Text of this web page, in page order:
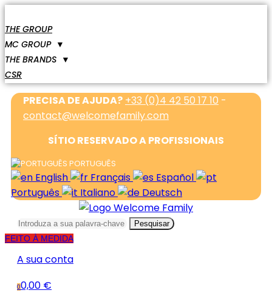
THE GROUP
MC GROUP ▼
THE BRANDS ▼
CSR
PRECISA DE AJUDA? +33 (0)4 42 50 17 10 -
contact@welcomefamily.com
SÍTIO RESERVADO A PROFISSIONAIS
PORTUGUÊS
English Français
Español
Português
Italiano Deutsch
Pesquisar
FEITO À MEDIDA
A sua conta
00,00 €